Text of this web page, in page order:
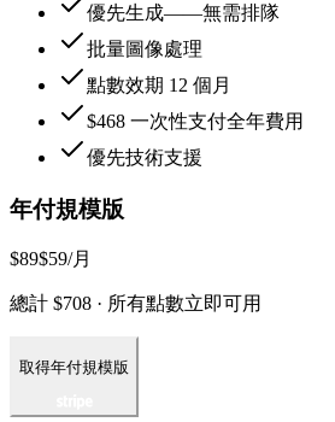
優先生成——無需排隊
批量圖像處理
點數效期 12 個月
$468 一次性支付全年費用
優先技術支援
年付規模版
$89$59/月
總計 $708 · 所有點數立即可用
取得年付規模版